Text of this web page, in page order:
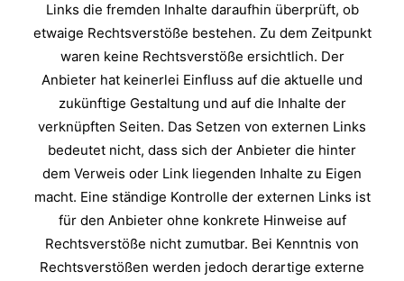
Links die fremden Inhalte daraufhin überprüft, ob
etwaige Rechtsverstöße bestehen. Zu dem Zeitpunkt
waren keine Rechtsverstöße ersichtlich. Der
Anbieter hat keinerlei Einfluss auf die aktuelle und
zukünftige Gestaltung und auf die Inhalte der
verknüpften Seiten. Das Setzen von externen Links
bedeutet nicht, dass sich der Anbieter die hinter
dem Verweis oder Link liegenden Inhalte zu Eigen
macht. Eine ständige Kontrolle der externen Links ist
für den Anbieter ohne konkrete Hinweise auf
Rechtsverstöße nicht zumutbar. Bei Kenntnis von
Rechtsverstößen werden jedoch derartige externe